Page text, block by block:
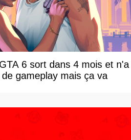
6 sort dans 4 mois et n'a
gameplay mais ça va